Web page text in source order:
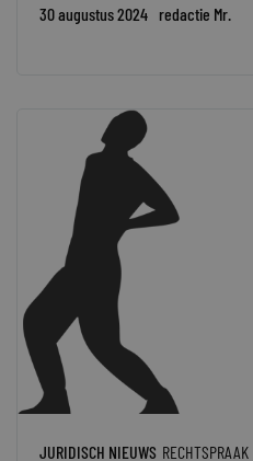
30 augustus 2024 redactie Mr.
JURIDISCH NIEUWS RECHTSPRAAK